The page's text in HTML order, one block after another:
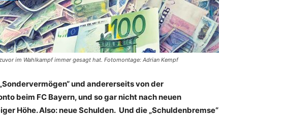
im Wahlkampf immer gesagt hat. Fotomontage: Adrian Kempf
und andererseits von der
beim FC Bayern, und so gar nicht nach neuen
Höhe. Also: neue Schulden. Und die „Schuldenbremse“